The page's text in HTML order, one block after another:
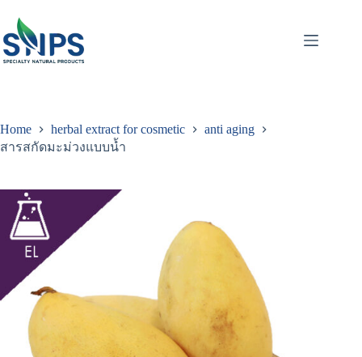
Home herbal extract for cosmetic
anti aging
สารสกัดมะม่วงแบบน้ำ